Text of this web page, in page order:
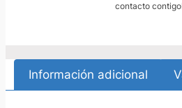
contacto
Información adicional